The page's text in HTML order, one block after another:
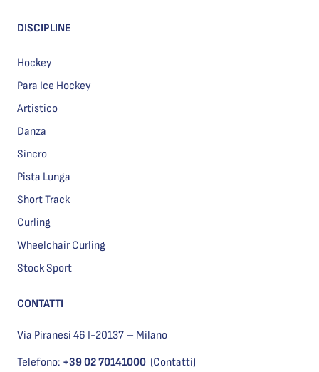
DISCIPLINE
Hockey
Para Ice Hockey
Artistico
Danza
Sincro
Pista Lunga
Short Track
Curling
Wheelchair Curling
Stock Sport
CONTATTI
Via Piranesi 46 I-20137 – Milano
Telefono: +39 02 70141000 (Contatti)